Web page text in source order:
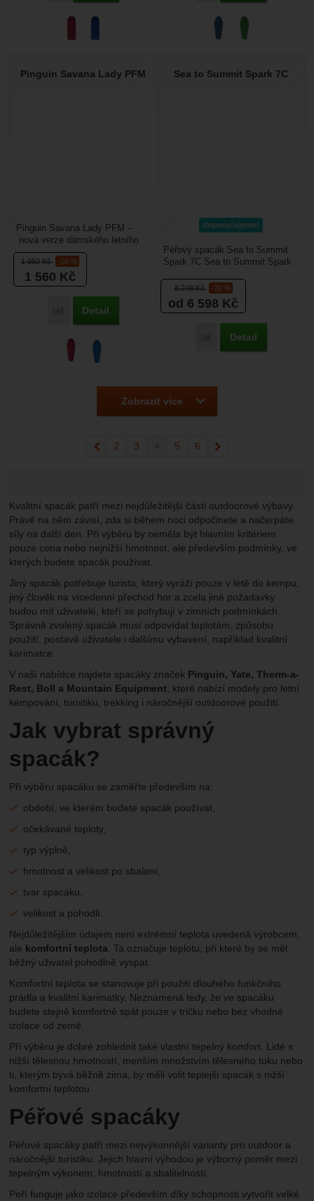
Pinguin Savana Lady PFM
1 950Kč -20 %
1 560 Kč
Přidat 'Pinguin Savana Lady PFM' k porovnání
Detail
Pinguin Savana Lady PFM –
nová verze dámského letního
spacího pytle Savana s náplní z
dutých vláken ThermicFibre...
Sea to Summit Spark 7C
doporučujeme!
8 248Kč -20 %
od 6 598 Kč
Přidat 'Sea to Summit
Detail
Péřový spacák Sea to Summit
Spark 7C Sea to Summit Spark
Spark. Je navržen...
Zobrazit více
předchozí
2 3 5 6
Kvalitní spacák patří mezi nejdůležitější části outdoorové výbavy.
Právě na něm závisí, zda si během noci odpočinete a načerpáte
síly na další den. Při výběru by neměla být hlavním kritériem
pouze cena nebo nejnižší hmotnost, ale především podmínky, ve
kterých budete spacák používat.
Jiný spacák potřebuje turista, který vyráží pouze v létě do kempu,
jiný člověk na vícedenní přechod hor a zcela jiné požadavky
budou mít uživatelé, kteří se pohybují v zimních podmínkách.
Správně zvolený spacák musí odpovídat teplotám, způsobu
použití, postavě uživatele i dalšímu vybavení, například kvalitní
karimatce.
V naší nabídce najdete spacáky značek Pinguin, Yate, Therm-a-
Rest, Boll a Mountain Equipment , které nabízí modely pro letní
kempování, turistiku, trekking i náročnější outdoorové použití.
Jak vybrat správný
spacák?
Při výběru spacáku se zaměřte především na:
období, ve kterém budete spacák používat,
očekávané teploty,
typ výplně,
hmotnost a velikost po sbalení,
tvar spacáku,
velikost a pohodlí.
Nejdůležitějším údajem není extrémní teplota uvedená výrobcem,
ale komfortní teplota . Ta označuje teplotu, při které by se měl
běžný uživatel pohodlně vyspat.
Komfortní teplota se stanovuje při použití dlouhého funkčního
prádla a kvalitní karimatky. Neznamená tedy, že ve spacáku
budete stejně komfortně spát pouze v tričku nebo bez vhodné
izolace od země.
Při výběru je dobré zohlednit také vlastní tepelný komfort. Lidé s
nižší tělesnou hmotností, menším množstvím tělesného tuku nebo
ti, kterým bývá běžně zima, by měli volit teplejší spacák s nižší
komfortní teplotou.
Péřové spacáky
Péřové spacáky patří mezi nejvýkonnější varianty pro outdoor a
náročnější turistiku. Jejich hlavní výhodou je výborný poměr mezi
tepelným výkonem, hmotností a sbalitelností.
Peří funguje jako izolace především díky schopnosti vytvořit velké